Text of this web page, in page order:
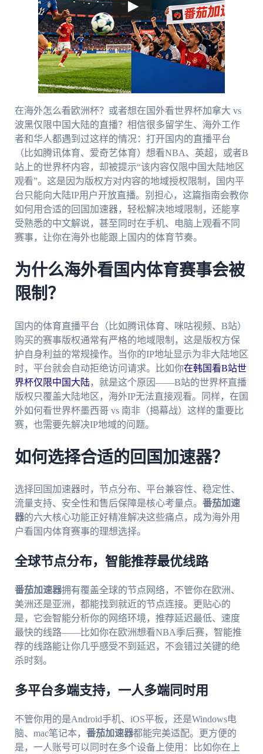
在海外怎么看欧洲杯？或者想在国外看世界杯加拿大 vs
波黑仅限中国大陆的直播？相信很多留学生、海外工作
者和华人都遇到过这样的情况：打开国内的直播平台
（比如腾讯体育、爱奇艺体育）想看NBA、英超，或者B
站上的世界杯内容，却被提示“该内容仅限中国大陆地区
观看”。这是因为版权方对内容的地域授权限制，国内平
台只能向大陆IP用户开放直播。别担心，这篇指南会教你
如何用合适的回国加速器，轻松解决地域限制，还能享
受熟悉的中文解说，甚至同时在手机、电脑上观看不同
赛事，让你在海外也能跟上国内的体育节奏。
为什么海外看国内体育赛事会被
限制？
国内的体育直播平台（比如腾讯体育、咪咕视频、B站）
购买的赛事版权通常有严格的地域限制，这是版权方保
护自身利益的常规操作。当你的IP地址显示为非大陆地区
时，平台就会自动拒绝访问请求。比如你在韩国看B站世
界杯仅限中国大陆，就是这个原因——B站的世界杯直播
版权只覆盖大陆地区，海外IP无法直接观看。同样，在国
外如何看世界杯墨西哥 vs 南非（揭幕战）这样的重要比
赛，也需要先解决IP地域的问题。
如何选择合适的回国加速器？
选择回国加速器时，节点分布、平台兼容性、稳定性、
流量支持、安全性和售后保障是核心考量点。 番茄加速
器的六大核心功能正好精准解决这些痛点，成为海外用
户看国内体育赛事的理想选择。
全球节点分布，智能推荐最优线路
番茄加速器拥有覆盖全球的节点网络，不管你在欧洲、
美洲还是亚洲，都能找到就近的节点连接。更贴心的
是，它会智能分析你的网络环境，推荐延迟最低、速度
最快的线路——比如你在欧洲想看NBA季后赛，智能推
荐的线路能让你几乎感受不到延迟，不会错过关键的绝
杀时刻。
多平台多端支持，一人多端同时用
不管你用的是Android手机、iOS平板，还是Windows电
脑、mac笔记本， 番茄加速器都能完美适配。更方便的
是，一人账号可以同时在多个设备上使用：比如你在上